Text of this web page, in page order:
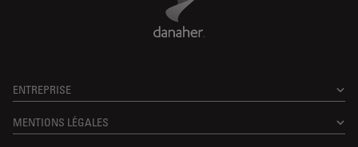
ENTREPRISE
MENTIONS LÉGALES